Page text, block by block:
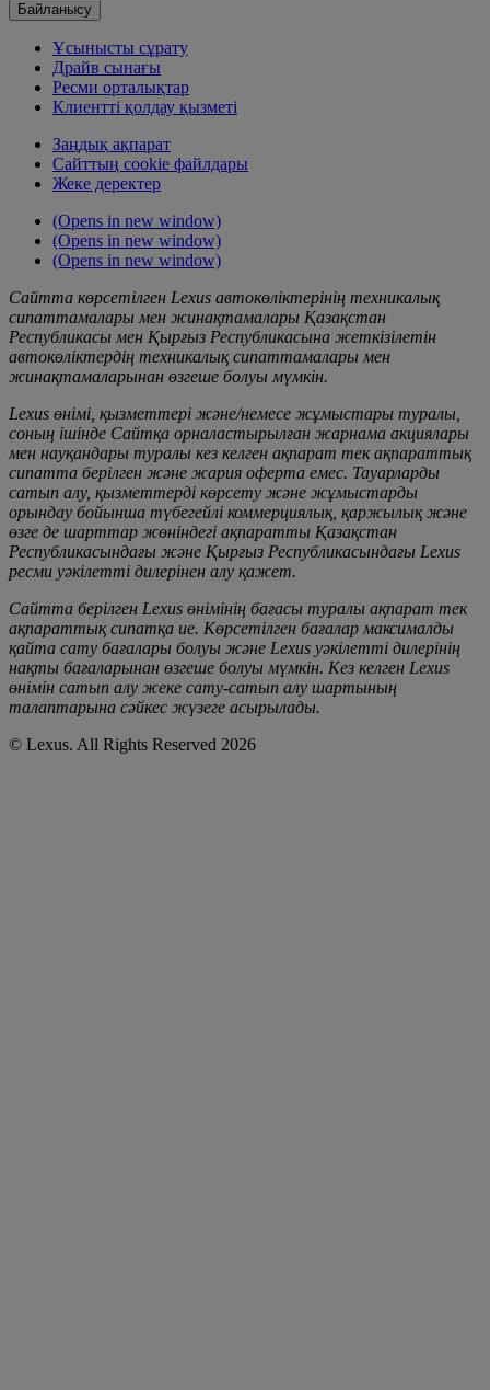
Байланысу
Ұсынысты сұрату
Драйв сынағы
Ресми орталықтар
Клиентті қолдау қызметі
Заңдық ақпарат
Сайттың cookie файлдары
Жеке деректер
(Opens in new window)
(Opens in new window)
(Opens in new window)
Сайтта көрсетілген Lexus автокөліктерінің техникалық
сипаттамалары мен жинақтамалары Қазақстан
Республикасы мен Қырғыз Республикасына жеткізілетін
автокөліктердің техникалық сипаттамалары мен
жинақтамаларынан өзгеше болуы мүмкін.
Lexus өнімі, қызметтері және/немесе жұмыстары туралы,
соның ішінде Сайтқа орналастырылған жарнама акциялары
мен науқандары туралы кез келген ақпарат тек ақпараттық
сипатта берілген және жария оферта емес. Тауарларды
сатып алу, қызметтерді көрсету және жұмыстарды
орындау бойынша түбегейлі коммерциялық, қаржылық және
өзге де шарттар жөніндегі ақпаратты Қазақстан
Республикасындағы және Қырғыз Республикасындағы Lexus
ресми уәкілетті дилерінен алу қажет.
Сайтта берілген Lexus өнімінің бағасы туралы ақпарат тек
ақпараттық сипатқа ие. Көрсетілген бағалар максималды
қайта сату бағалары болуы және Lexus уәкілетті дилерінің
нақты бағаларынан өзгеше болуы мүмкін. Кез келген Lexus
өнімін сатып алу жеке сату-сатып алу шартының
талаптарына сәйкес жүзеге асырылады.
© Lexus. All Rights Reserved 2026